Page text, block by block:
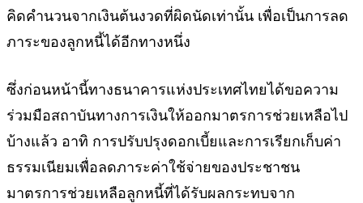
คิดคำนวนจากเงินต้นงวดที่ผิดนัดเท่านั้น เพื่อเป็นการลด
ภาระของลูกหนี้ได้อีกทางหนึ่ง
ซึ่งก่อนหน้านี้ทางธนาคารแห่งประเทศไทยได้ขอความ
ร่วมมือสถาบันทางการเงินให้ออกมาตรการช่วยเหลือไป
บ้างแล้ว อาทิ การปรับปรุงดอกเบี้ยและการเรียกเก็บค่า
ธรรมเนียมเพื่อลดภาระค่าใช้จ่ายของประชาชน
มาตรการช่วยเหลือลูกหนี้ที่ได้รับผลกระทบจาก